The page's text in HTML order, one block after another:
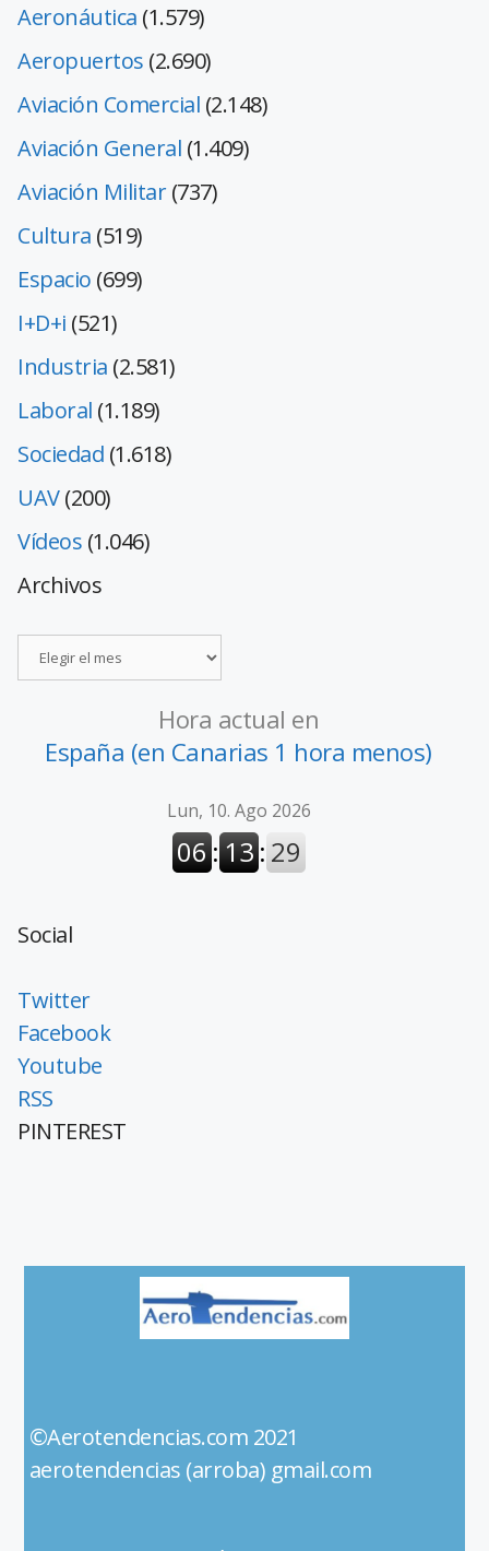
Aeronáutica (1.579)
Aeropuertos (2.690)
Aviación Comercial (2.148)
Aviación General (1.409)
Aviación Militar(737)
Cultura (519)
Espacio (699)
I+D+i (521)
Industria (2.581)
Laboral (1.189)
Sociedad (1.618)
UAV(200)
Vídeos (1.046)
Archivos
Hora actual en
España (en Canarias 1 hora menos)
Social
Twitter
Facebook
Youtube
RSS
PINTEREST
©Aerotendencias.com 2021
aerotendencias (arroba) gmail.com